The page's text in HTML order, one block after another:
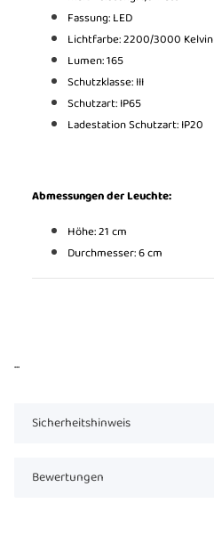
Fassung: LED
Lichtfarbe: 2200/3000 Kelvin
Lumen: 165
Schutzklasse: III
Schutzart: IP65
Ladestation Schutzart: IP20
Abmessungen der Leuchte:
Höhe: 21 cm
Durchmesser: 6 cm
...
Sicherheitshinweis
Bewertungen